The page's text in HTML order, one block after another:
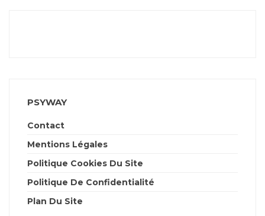
PSYWAY
Contact
Mentions Légales
Politique Cookies Du Site
Politique De Confidentialité
Plan Du Site